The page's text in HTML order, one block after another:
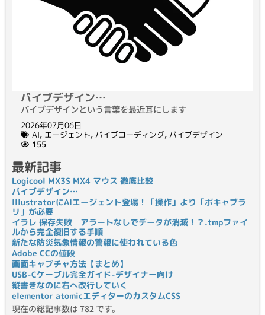
バイブデザイン…
バイブデザインという言葉を最近耳にします
2026年07月06日
AI, エージェント, バイブコーディング, バイブデザイン
155
最新記事
Logicool MX3S MX4 マウス 徹底比較
バイブデザイン…
IllustratorにAIエージェント登場！「操作」より「ボキャブラ
リ」が必要
イラレ 保存失敗 アラートなしでデータが消滅！？.tmpファイ
ルから完全復旧する手順
新たな防災気象情報の警報に使われている色
Adobe CCの値段
画面キャプチャ方法【まとめ】
USB-Cケーブル完全ガイド-デザイナー向け
縦書きなのに右へ改行していく
elementor atomicエディターのカスタムCSS
現在の総記事数は 782 です。